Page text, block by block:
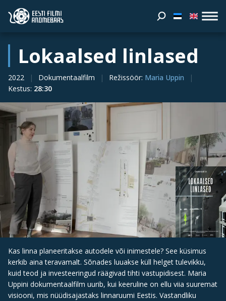
Lokaalsed linlased
2022 Dokumentaalfilm Režissöör: Maria Uppin
Kestus: 28:30
Kas linna planeeritakse autodele või inimestele? See küsimus
kerkib aina teravamalt. Sõnades luuakse küll helget tulevikku,
kuid teod ja investeeringud räägivad tihti vastupidisest. Maria
Uppini dokumentaalfilm uurib, kui keeruline on ellu viia suuremat
visiooni, mis nüüdisajastaks linnaruumi Eestis. Vastandliku